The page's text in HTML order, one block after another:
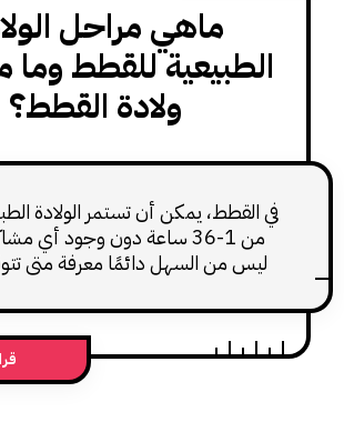
ماهي مراحل الولادة
للقطط وما مشاكل
ولادة القطط؟
يمكن أن تستمر الولادة الطبيعية للقطط
من 1-36 ساعة دون وجود أي مشاكل معينة.
من السهل دائمًا معرفة متى تتوقف عملية
الولادة لأن هناك فترات "راحة" طويلة
قراءة المقالة